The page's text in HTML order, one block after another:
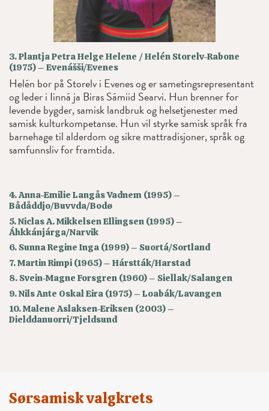
3. Plantja Petra Helge Helene / Helén Storelv-Rabone
(1975) – Evenášši/Evenes
Helén bor på Storelv i Evenes og er sametingsrepresentant
og leder i Iinná ja Biras Sámiid Searvi. Hun brenner for
levende bygder, samisk landbruk og helsetjenester med
samisk kulturkompetanse. Hun vil styrke samisk språk fra
barnehage til alderdom og sikre mattradisjoner, språk og
samfunnsliv for framtida.
4. Anna-Emilie Langås Vadnem (1995) –
Bådåddjo/Buvvda/Bodø
5. Niclas A. Mikkelsen Ellingsen (1995) –
Áhkkánjárga/Narvik
6. Sunna Regine Inga (1999) – Suortá/Sortland
7. Martin Rimpi (1965) – Hárstták/Harstad
8. Svein-Magne Forsgren (1960) – Siellak/Salangen
9. Nils Ante Oskal Eira (1975) – Loabák/Lavangen
10. Malene Aslaksen-Eriksen (2003) –
Dielddanuorri/Tjeldsund
Sørsamisk valgkrets